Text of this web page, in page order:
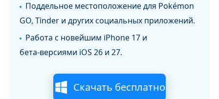
Поддельное местоположение для Pokémon
GO, Tinder и других социальных приложений.
Работа с новейшим iPhone 17 и
бета‑версиями iOS 26 и 27.
Скачать бесплатно